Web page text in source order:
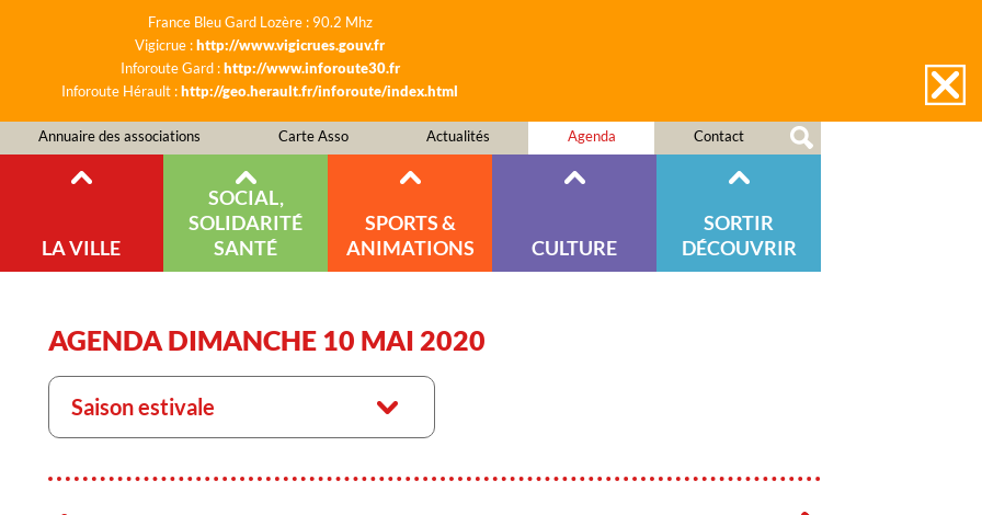
France Bleu Gard Lozère : 90.2 Mhz
Vigicrue :http://www.vigicrues.gouv.fr
Inforoute Gard :http://www.inforoute30.fr
Inforoute Hérault :http://geo.herault.fr/inforoute/index.html
Annuaire des associations Carte Asso Actualités Agenda Contact
LA VILLE
SOCIAL,
SOLIDARITÉ
SANTÉ
SPORTS &
ANIMATIONS
CULTURE
SORTIR
DÉCOUVRIR
AGENDA DIMANCHE 10 MAI 2020
Saison estivale